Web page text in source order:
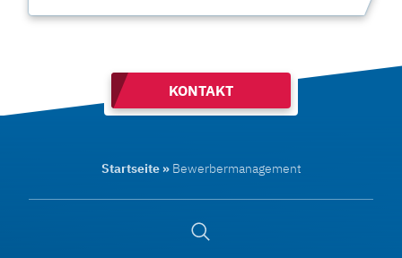
KONTAKT
Startseite» Bewerbermanagement
Suche